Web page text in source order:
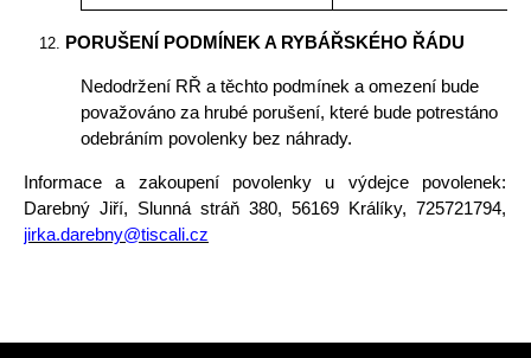
PORUŠENÍ PODMÍNEK A RYBÁŘSKÉHO ŘÁDU
Nedodržení RŘ a těchto podmínek a omezení bude
považováno za hrubé porušení, které bude potrestáno
odebráním povolenky bez náhrady.
Informace a zakoupení povolenky u výdejce povolenek:
Darebný Jiří, Slunná stráň 380, 56169 Králíky, 725721794,
jirka.darebny@tiscali.cz